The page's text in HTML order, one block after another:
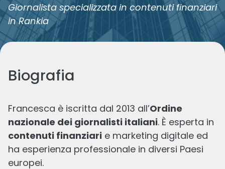
Giornalista specializzata in contenuti finanziari
in Rankia
Biografia
Francesca è iscritta dal 2013 all’Ordine
nazionale dei giornalisti italiani. È esperta in
contenuti finanziari e marketing digitale ed
ha esperienza professionale in diversi Paesi
europei.
Le ultime diFrancesca